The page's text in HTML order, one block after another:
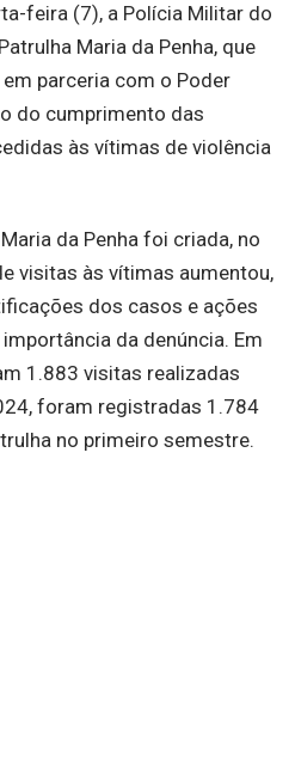
feira (7), a Polícia Militar do
Maria da Penha, que
parceria com o Poder
do cumprimento das
às vítimas de violência
da Penha foi criada, no
visitas às vítimas aumentou,
dos casos e ações
da denúncia. Em
1.883 visitas realizadas
foram registradas 1.784
no primeiro semestre.